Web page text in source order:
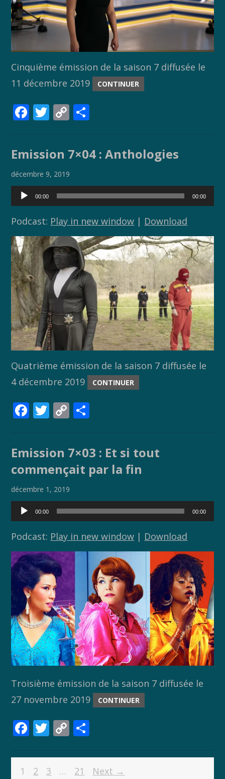
Cinquième émission de la saison 7 diffusée le
11 décembre 2019
CONTINUER
F
e
b
o
o
k
T
er
C
y
n
k
g
Emission 7×04 : Anthologies
décembre 9, 2019
Lecteur
audio
00:00 00:00
Podcast: Play in new window | Download
Quatrième émission de la saison 7 diffusée le
4 décembre 2019
CONTINUER
F
e
b
o
o
k
T
er
C
y
Li
k
g
er
Emission 7×03 : Et si tout
commençait par la fin
décembre 1, 2019
Lecteur
audio
00:00 00:00
Podcast: Play in new window | Download
Troisième émission de la saison 7 diffusée le
27 novembre 2019
CONTINUER
F
e
T
itt
C
p ta
1 2 3 … 21 Next →